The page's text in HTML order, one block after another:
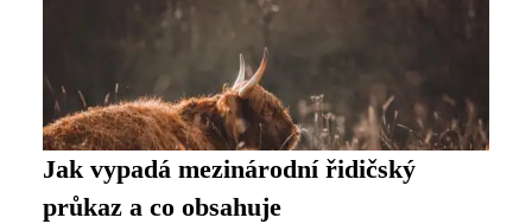
Jak vypadá mezinárodní řidičský
průkaz a co obsahuje